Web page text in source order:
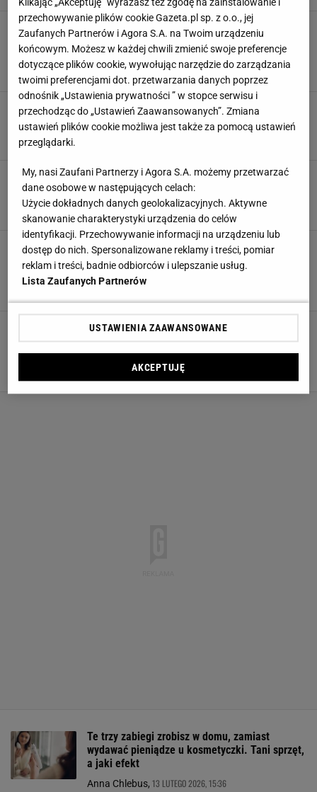
Jak urządzić gustowne wnętrze w stylu art
déco? Te proste porady pomogą ci
zaoszczędzić
Magdalena Pastwa, 14 LUTEGO 2026, 20:03
Jak ułatwić sobie gotowanie? Blendery i
wyciskarki to niedrogi zakup - a robią robotę
Retro lustra w stylu lat 80. wracają do łask.
Projektanci znów pokochali vintage
Anna Chlebus,14 LUTEGO 2026, 09:21
Te trzy tanie dodatki, które odmienią Twoje
wnętrze nie do poznania. Kosztują grosze, a
jaki efekt
Ten drewniany stolik z dębowego plastra
wygląda jak z małej manufaktury, a to
sieciówka. Perełka dla fana vintage loft
Anna Chlebus,13 LUTEGO 2026, 19:12
Te trzy zabiegi zrobisz w domu, zamiast
wydawać pieniądze u kosmetyczki. Tani sprzęt,
a jaki efekt
Anna Chlebus, 13 LUTEGO 2026, 15:36
Klikając „Akceptuję” wyrażasz też zgodę na zainstalowanie i
przechowywanie plików cookie Gazeta.pl sp. z o.o., jej
Zaufanych Partnerów i Agora S.A. na Twoim urządzeniu
końcowym. Możesz w każdej chwili zmienić swoje preferencje
dotyczące plików cookie, wywołując narzędzie do zarządzania
twoimi preferencjami dot. przetwarzania danych poprzez
odnośnik „Ustawienia prywatności ” w stopce serwisu i
przechodząc do „Ustawień Zaawansowanych”. Zmiana
ustawień plików cookie możliwa jest także za pomocą ustawień
przeglądarki.
My, nasi Zaufani Partnerzy i Agora S.A. możemy przetwarzać
dane osobowe w następujących celach:
Użycie dokładnych danych geolokalizacyjnych. Aktywne
skanowanie charakterystyki urządzenia do celów
identyfikacji. Przechowywanie informacji na urządzeniu lub
dostęp do nich. Spersonalizowane reklamy i treści, pomiar
reklam i treści, badnie odbiorców i ulepszanie usług.
Lista Zaufanych Partnerów
USTAWIENIA ZAAWANSOWANE
AKCEPTUJĘ